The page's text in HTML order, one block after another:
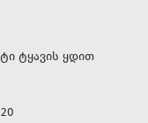
ტყავის ყდით